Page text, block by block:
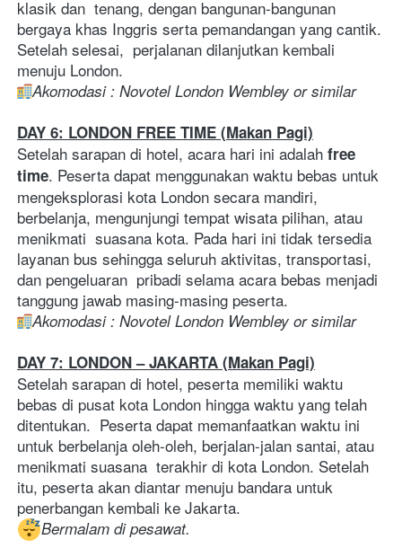
klasik dan  tenang, dengan bangunan-bangunan
bergaya khas Inggris serta pemandangan yang cantik.
Setelah selesai,  perjalanan dilanjutkan kembali
menuju London.
Akomodasi : Novotel London Wembley or similar
DAY 6: LONDON FREE TIME (Makan Pagi)
Setelah sarapan di hotel, acara hari ini adalah free
time. Peserta dapat menggunakan waktu bebas untuk
mengeksplorasi kota London secara mandiri,
berbelanja, mengunjungi tempat wisata pilihan, atau
menikmati  suasana kota. Pada hari ini tidak tersedia
layanan bus sehingga seluruh aktivitas, transportasi,
dan pengeluaran  pribadi selama acara bebas menjadi
tanggung jawab masing-masing peserta.
Akomodasi : Novotel London Wembley or similar
DAY 7: LONDON – JAKARTA (Makan Pagi)
Setelah sarapan di hotel, peserta memiliki waktu
bebas di pusat kota London hingga waktu yang telah
ditentukan.  Peserta dapat memanfaatkan waktu ini
untuk berbelanja oleh-oleh, berjalan-jalan santai, atau
menikmati suasana  terakhir di kota London. Setelah
itu, peserta akan diantar menuju bandara untuk
penerbangan kembali ke Jakarta.
Bermalam di pesawat.